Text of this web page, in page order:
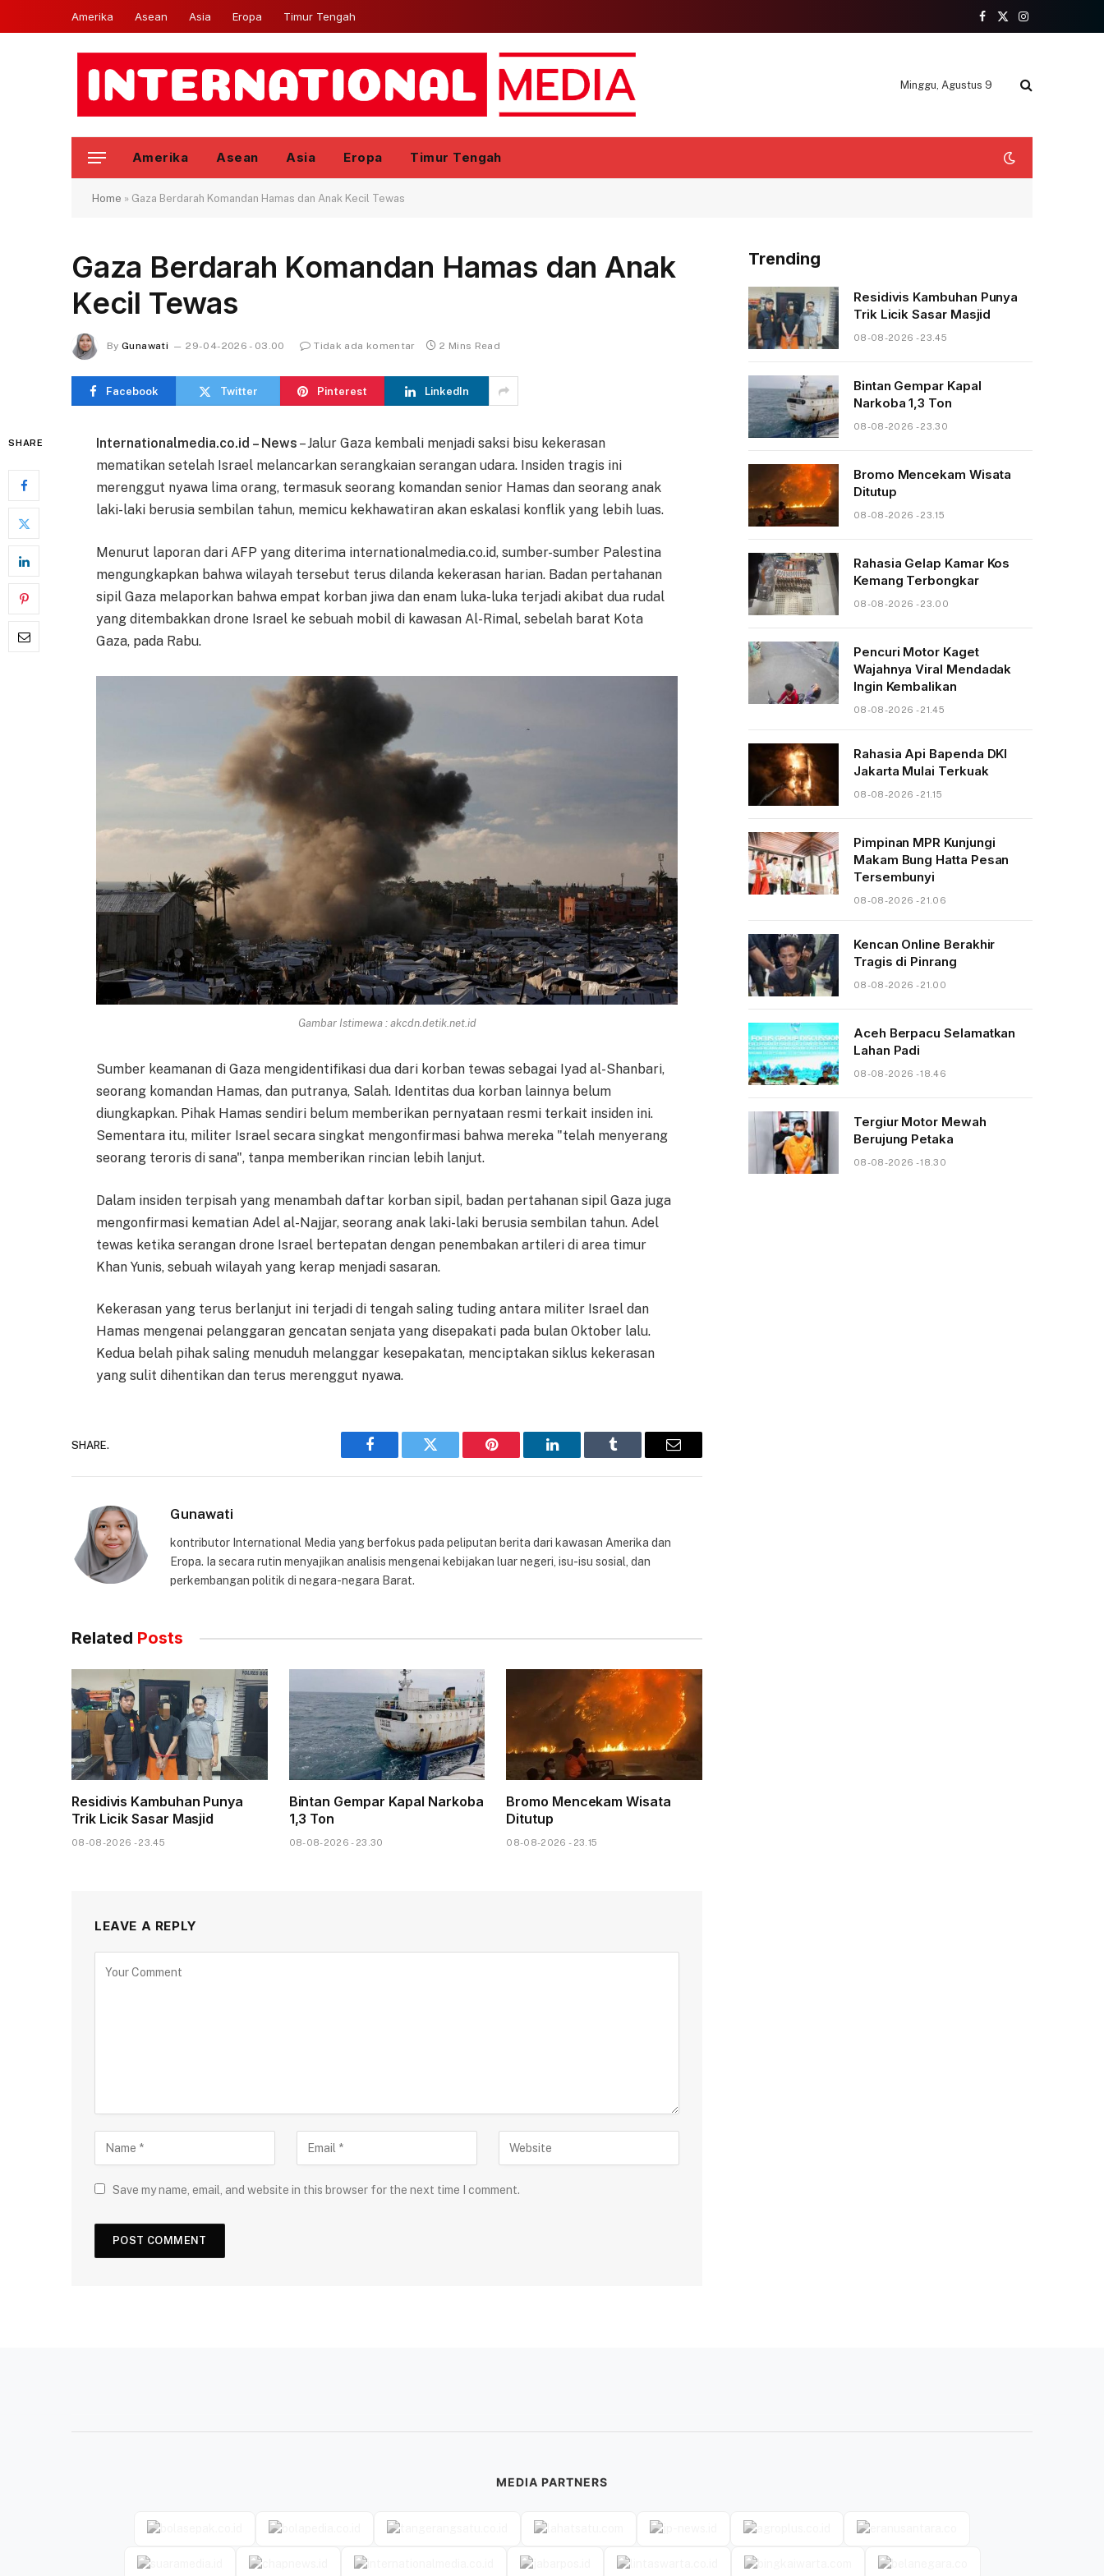
Amerika Asean Asia Eropa Timur Tengah
Facebook
X
Instagram
Minggu, Agustus 9
Amerika Asean Asia Eropa Timur Tengah
Home » Gaza Berdarah Komandan Hamas dan Anak Kecil Tewas
Gaza Berdarah Komandan Hamas dan Anak
Kecil Tewas
By Gunawati 29-04-2026 - 03.00 Tidak ada komentar 2 Mins Read
Facebook Twitter Pinterest LinkedIn
SHARE Internationalmedia.co.id – News – Jalur Gaza kembali menjadi saksi bisu kekerasan
mematikan setelah Israel melancarkan serangkaian serangan udara. Insiden tragis ini
merenggut nyawa lima orang, termasuk seorang komandan senior Hamas dan seorang anak
laki-laki berusia sembilan tahun, memicu kekhawatiran akan eskalasi konflik yang lebih luas.
Menurut laporan dari AFP yang diterima internationalmedia.co.id, sumber-sumber Palestina
mengungkapkan bahwa wilayah tersebut terus dilanda kekerasan harian. Badan pertahanan
sipil Gaza melaporkan bahwa empat korban jiwa dan enam luka-luka terjadi akibat dua rudal
yang ditembakkan drone Israel ke sebuah mobil di kawasan Al-Rimal, sebelah barat Kota
Gaza, pada Rabu.
Gambar Istimewa : akcdn.detik.net.id
Sumber keamanan di Gaza mengidentifikasi dua dari korban tewas sebagai Iyad al-Shanbari,
seorang komandan Hamas, dan putranya, Salah. Identitas dua korban lainnya belum
diungkapkan. Pihak Hamas sendiri belum memberikan pernyataan resmi terkait insiden ini.
Sementara itu, militer Israel secara singkat mengonfirmasi bahwa mereka "telah menyerang
seorang teroris di sana", tanpa memberikan rincian lebih lanjut.
Dalam insiden terpisah yang menambah daftar korban sipil, badan pertahanan sipil Gaza juga
mengonfirmasi kematian Adel al-Najjar, seorang anak laki-laki berusia sembilan tahun. Adel
tewas ketika serangan drone Israel bertepatan dengan penembakan artileri di area timur
Khan Yunis, sebuah wilayah yang kerap menjadi sasaran.
Kekerasan yang terus berlanjut ini terjadi di tengah saling tuding antara militer Israel dan
Hamas mengenai pelanggaran gencatan senjata yang disepakati pada bulan Oktober lalu.
Kedua belah pihak saling menuduh melanggar kesepakatan, menciptakan siklus kekerasan
yang sulit dihentikan dan terus merenggut nyawa.
SHARE.
Facebook Twitter Pinterest LinkedIn Tumblr Email
Gunawati
kontributor International Media yang berfokus pada peliputan berita dari kawasan Amerika dan
Eropa. Ia secara rutin menyajikan analisis mengenai kebijakan luar negeri, isu-isu sosial, dan
perkembangan politik di negara-negara Barat.
Related Posts
Residivis Kambuhan Punya
Trik Licik Sasar Masjid
08-08-2026 - 23.45
Bintan Gempar Kapal Narkoba
1,3 Ton
08-08-2026 - 23.30
Bromo Mencekam Wisata
Ditutup
08-08-2026 - 23.15
LEAVE A REPLY
Save my name, email, and website in this browser for the next time I comment.
Trending
Residivis Kambuhan Punya
Trik Licik Sasar Masjid
08-08-2026 - 23.45
Bintan Gempar Kapal
Narkoba 1,3 Ton
08-08-2026 - 23.30
Bromo Mencekam Wisata
Ditutup
08-08-2026 - 23.15
Rahasia Gelap Kamar Kos
Kemang Terbongkar
08-08-2026 - 23.00
Pencuri Motor Kaget
Wajahnya Viral Mendadak
Ingin Kembalikan
08-08-2026 - 21.45
Rahasia Api Bapenda DKI
Jakarta Mulai Terkuak
08-08-2026 - 21.15
Pimpinan MPR Kunjungi
Makam Bung Hatta Pesan
Tersembunyi
08-08-2026 - 21.06
Kencan Online Berakhir
Tragis di Pinrang
08-08-2026 - 21.00
Aceh Berpacu Selamatkan
Lahan Padi
08-08-2026 - 18.46
Tergiur Motor Mewah
Berujung Petaka
08-08-2026 - 18.30
MEDIA PARTNERS